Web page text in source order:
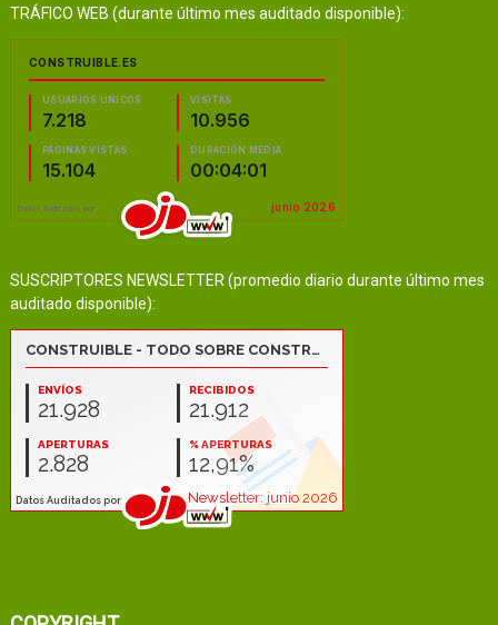
TRÁFICO WEB (durante último mes auditado disponible):
SUSCRIPTORES NEWSLETTER (promedio diario durante último mes
auditado disponible):